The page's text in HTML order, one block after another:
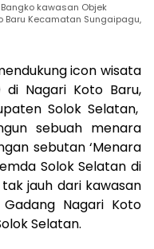
kawasan Objek
Baru Kecamatan Sungaipagu,
icon wisata
di Nagari Koto Baru,
Solok Selatan,
sebuah menara
sebutan ‘Menara
Solok Selatan di
jauh dari kawasan
Nagari Koto
Selatan.